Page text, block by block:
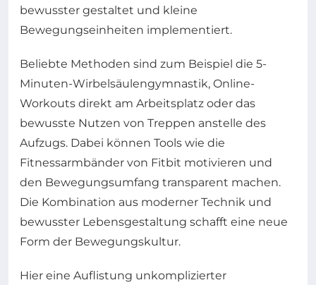
bewusster gestaltet und kleine
Bewegungseinheiten implementiert.
Beliebte Methoden sind zum Beispiel die 5-
Minuten-Wirbelsäulengymnastik, Online-
Workouts direkt am Arbeitsplatz oder das
bewusste Nutzen von Treppen anstelle des
Aufzugs. Dabei können Tools wie die
Fitnessarmbänder von Fitbit motivieren und
den Bewegungsumfang transparent machen.
Die Kombination aus moderner Technik und
bewusster Lebensgestaltung schafft eine neue
Form der Bewegungskultur.
Hier eine Auflistung unkomplizierter